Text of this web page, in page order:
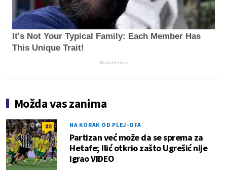
It's Not Your Typical Family: Each Member Has
This Unique Trait!
Brainberries
Možda vas zanima
80 NA KORAK OD PLEJ-OFA
Partizan već može da se sprema za
Hetafe; Ilić otkrio zašto Ugrešić nije
igrao VIDEO